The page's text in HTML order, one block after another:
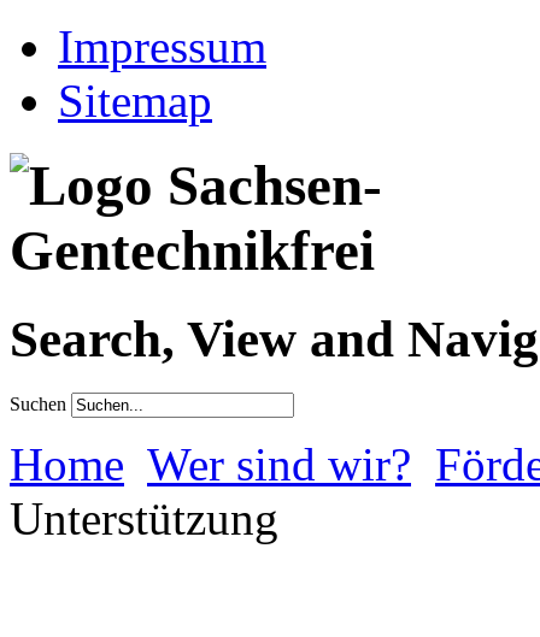
Impressum
Sitemap
Search, View and
Suchen
Home Wer sind wir?
Unterstützung